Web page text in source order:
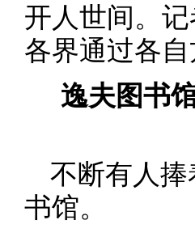
开人世间。
各界通过各
逸夫图书
不断有人
书馆。